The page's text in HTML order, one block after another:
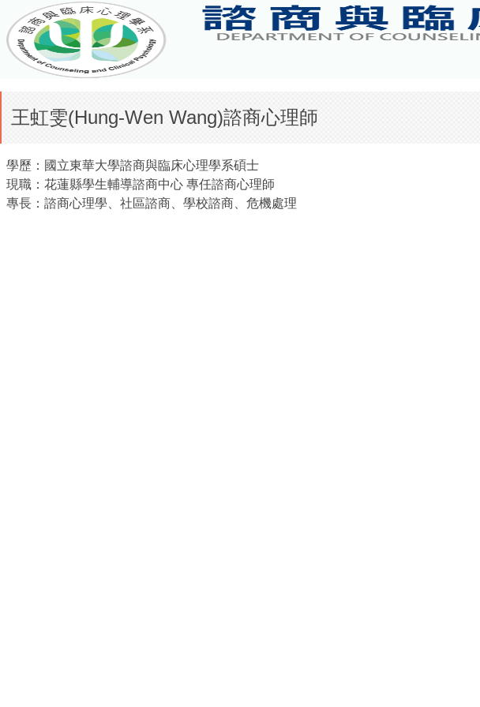
王虹雯(Hung-Wen Wang)諮商心理師
學歷：國立東華大學諮商與臨床心理學系碩士
現職：花蓮縣學生輔導諮商中心 專任諮商心理師
專長：諮商心理學、社區諮商、學校諮商、危機處理